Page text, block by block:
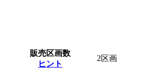
販売区画数
ヒント
2区画